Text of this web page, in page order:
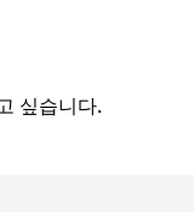
싶습니다.